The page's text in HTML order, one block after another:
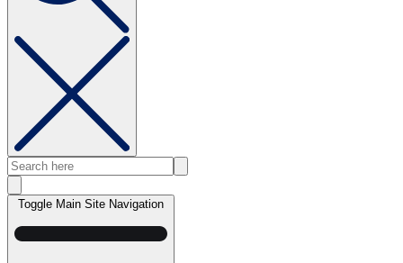
Toggle Main Site Navigation